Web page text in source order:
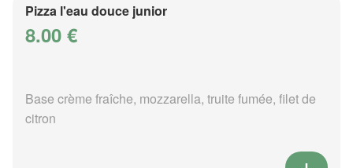
Pizza l'eau douce junior
8.00 €
Base crème fraîche, mozzarella, truite fumée, filet de
citron